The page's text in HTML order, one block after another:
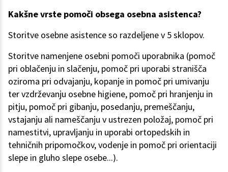
Kakšne vrste pomoči obsega osebna asistenca?
Storitve osebne asistence so razdeljene v 5 sklopov.
Storitve namenjene osebni pomoči uporabnika (pomoč
pri oblačenju in slačenju, pomoč pri uporabi stranišča
oziroma pri odvajanju, kopanje in pomoč pri umivanju
ter vzdrževanju osebne higiene, pomoč pri hranjenju in
pitju, pomoč pri gibanju, posedanju, premeščanju,
vstajanju ali nameščanju v ustrezen položaj, pomoč pri
namestitvi, upravljanju in uporabi ortopedskih in
tehničnih pripomočkov, vodenje in pomoč pri orientaciji
slepe in gluho slepe osebe...).